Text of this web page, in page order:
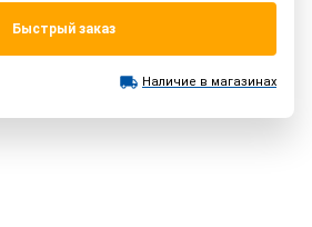
Быстрый заказ
Наличие в магазинах